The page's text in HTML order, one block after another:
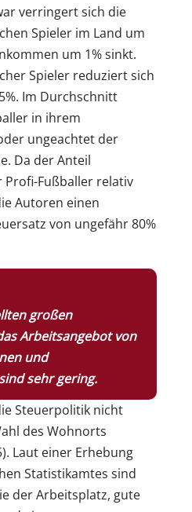
verringert sich die
Spieler im Land um
um 1% sinkt.
Spieler reduziert sich
Im Durchschnitt
in ihrem
ungeachtet der
Da der Anteil
Fußballer relativ
Autoren einen
von ungefähr 80%
großen
Arbeitsangebot von
und
sehr gering.
Steuerpolitik nicht
des Wohnorts
Laut einer Erhebung
Statistikamtes sind
der Arbeitsplatz, gute